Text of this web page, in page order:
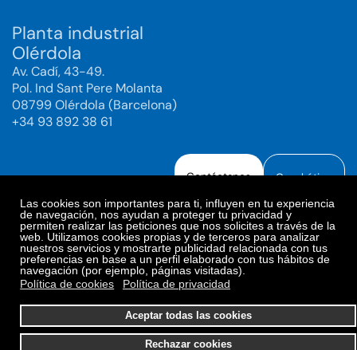
Las cookies son importantes para ti, influyen en tu experiencia
de navegación, nos ayudan a proteger tu privacidad y
permiten realizar las peticiones que nos solicites a través de la
web. Utilizamos cookies propias y de terceros para analizar
nuestros servicios y mostrarte publicidad relacionada con tus
preferencias en base a un perfil elaborado con tus hábitos de
navegación (por ejemplo, páginas visitadas).
Política de cookies
Política de privacidad
Aceptar todas las cookies
Rechazar cookies
Planta industrial
Olérdola
Av. Cadí, 43-49.
Pol. Ind Sant Pere Molanta
08799 Olérdola (Barcelona)
+34 93 892 38 61
Contáctanos Canal ético
Aviso legal
Política de Privacidad
Política de Redes Sociales
Política de cookies
Preferencias de cookies
© 2025. Bioiberica S.A.U. Todos los derechos reservados.